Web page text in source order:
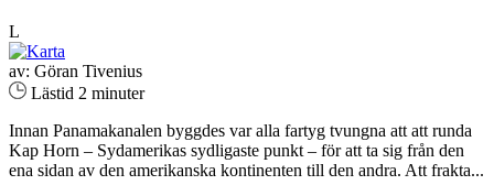
L
av: Göran Tivenius
Lästid 2 minuter
Innan Panamakanalen byggdes var alla fartyg tvungna att att runda
Kap Horn – Sydamerikas sydligaste punkt – för att ta sig från den
ena sidan av den amerikanska kontinenten till den andra. Att frakta...